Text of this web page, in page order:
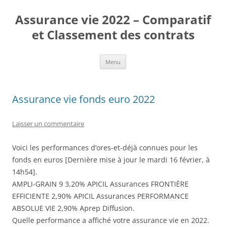
contenu
Assurance vie 2022 – Comparatif
et Classement des contrats
Menu
Assurance vie fonds euro 2022
Laisser un commentaire
Voici les performances d’ores-et-déjà connues pour les
fonds en euros [Dernière mise à jour le mardi 16 février, à
14h54].
AMPLI-GRAIN 9 3,20% APICIL Assurances FRONTIÈRE
EFFICIENTE 2,90% APICIL Assurances PERFORMANCE
ABSOLUE VIE 2,90% Aprep Diffusion.
Quelle performance a affiché votre assurance vie en 2022.